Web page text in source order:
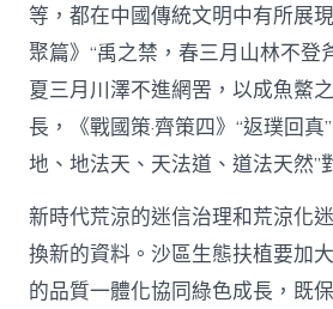
等，都在中國傳統文明中有所展
聚篇》“禹之禁，春三月山林不登
夏三月川澤不進網罟，以成魚鱉
長，《戰國策·齊策四》“返璞回真
地、地法天、天法道、道法天然”
新時代荒涼的迷信治理和荒涼化
換新的資料。沙區生態扶植要加
的品質一體化協同綠色成長，既